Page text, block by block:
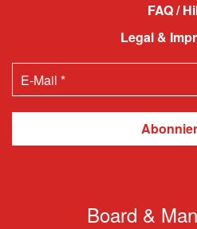
FAQ /
Legal &
Board &